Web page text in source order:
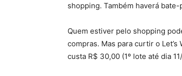
shopping. Também haverá
Quem estiver pelo shopping
compras. Mas para curtir o
custa R$ 30,00 (1º lote até dia